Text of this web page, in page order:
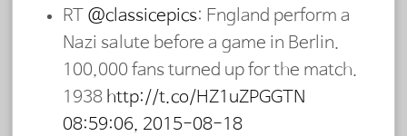
RT @classicepics: England perform a
Nazi salute before a game in Berlin.
100,000 fans turned up for the match.
1938 http://t.co/HZ1uZPGGTN
08:59:06, 2015-08-18